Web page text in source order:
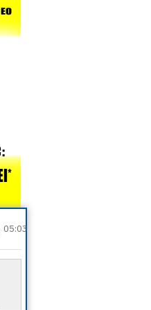
05:03